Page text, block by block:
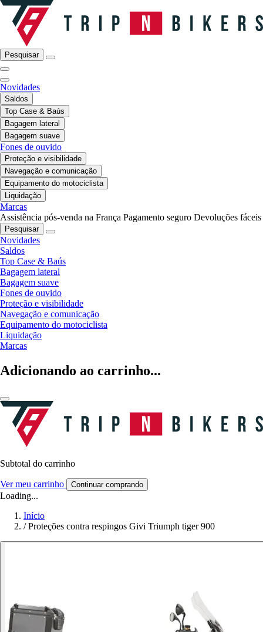
Pesquisar
Novidades
Saldos
Top Case & Baús
Bagagem lateral
Bagagem suave
Fones de ouvido
Proteção e visibilidade
Navegação e comunicação
Equipamento do motociclista
Liquidação
Marcas
Assistência pós-venda na França Pagamento seguro Devoluções fáceis
Pesquisar
Novidades
Saldos
Top Case & Baús
Bagagem lateral
Bagagem suave
Fones de ouvido
Proteção e visibilidade
Navegação e comunicação
Equipamento do motociclista
Liquidação
Marcas
Adicionando ao carrinho...
Subtotal do carrinho
Ver meu carrinho Continuar comprando
Loading...
Início
/ Proteções contra respingos Givi Triumph tiger 900